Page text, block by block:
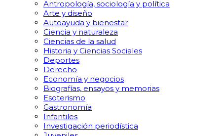
Antropología, sociología y política
Arte y diseño
Autoayuda y bienestar
Ciencia y naturaleza
Ciencias de la salud
Historia y Ciencias Sociales
Deportes
Derecho
Economía y negocios
Biografías, ensayos y memorias
Esoterismo
Gastronomía
Infantiles
Investigación periodística